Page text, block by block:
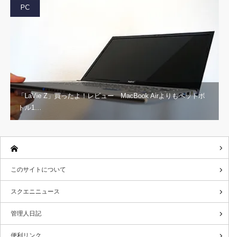
PC
「LaVie Z」買ったよ！レビュー MacBook Airよりもペットボ
トル1…
このサイトについて
スクエニニュース
管理人日記